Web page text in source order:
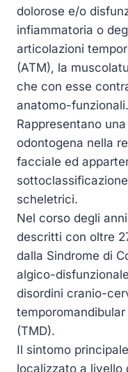
dolorose e/o
infiammatoria o
articolazioni
(ATM), la
che con esse
anatomo-funzionali.
Rappresentano
odontogena nella
facciale ed
scheletrici.
Nel corso degli
descritti con oltre
dalla Sindrome di
algico-disfunzionale
disordini cranio-
temporomandibular
(TMD).
Il sintomo
localizzato a livello